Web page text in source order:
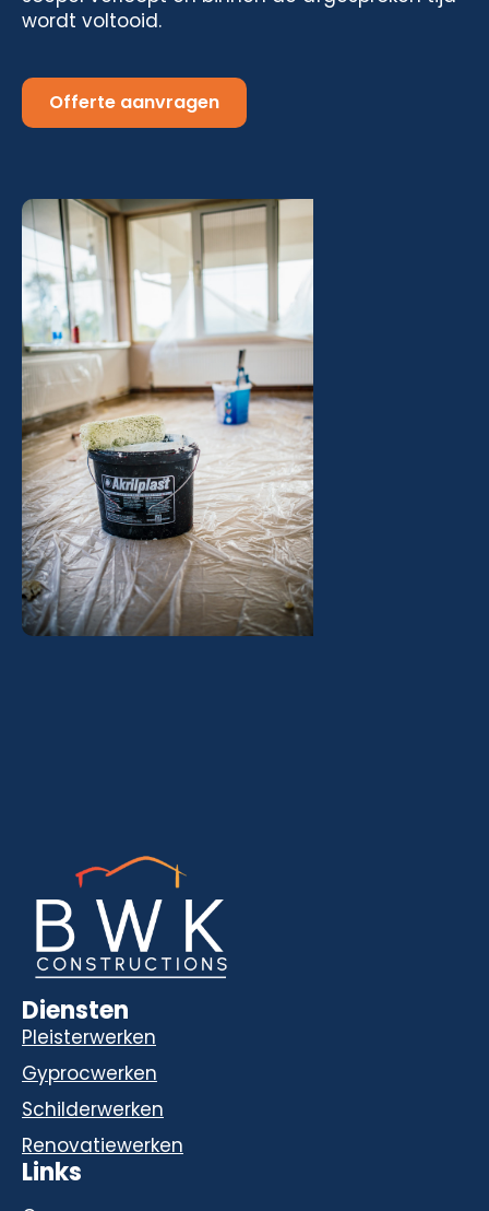
wordt voltooid.
Offerte aanvragen
Diensten
Pleisterwerken
Gyprocwerken
Schilderwerken
Renovatiewerken
Links